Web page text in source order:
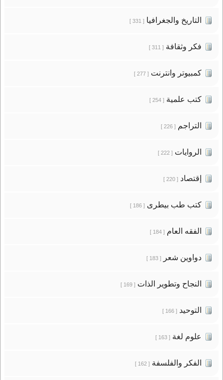
التاريخ والجغرافيا[ 331 ]
فكر وثقافة[ 311 ]
كمبيوتر وانترنت[ 277 ]
كتب علمية[ 254 ]
التراجم[ 226 ]
الروايات[ 222 ]
إقتصاد[ 220 ]
كتب طب بيطرى[ 186 ]
الفقه العام[ 184 ]
دواوين شعر[ 183 ]
النجاح وتطوير الذات[ 169 ]
التوحيد[ 166 ]
علوم لغة[ 163 ]
الفكر والفلسفة[ 162 ]